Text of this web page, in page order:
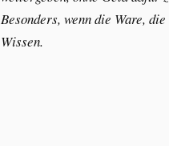
Besonders, wenn die Ware,
Wissen.